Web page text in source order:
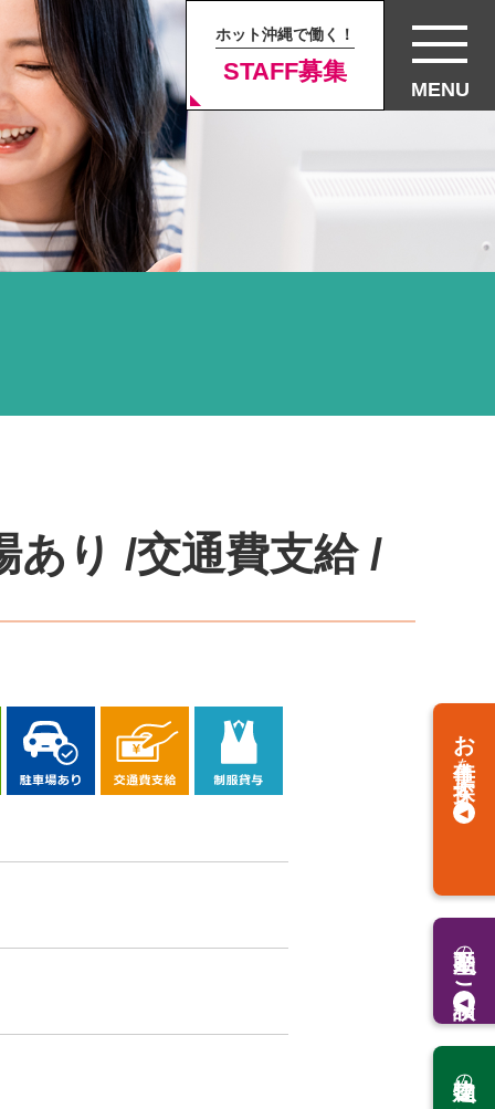
ホット沖縄で働く！
STAFF募集
MENU
お仕事
を
探す
の
ご相談
の
ご相談
あり /交通費支給/